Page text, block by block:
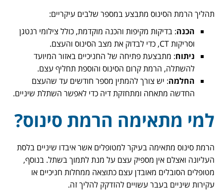
תהליך הרמת הסינוס מתבצע במספר שלבים עיקריים:
הכנה: בדיקות מקיפות והכנה מוקדמת, כולל צילומי רנטגן
וסריקות CT, כדי לבדוק את מצב הסינוס והעצם.
ניתוח: מתבצעת פתיחה של החניכיים באזור המיועד
להשתלה, הרמת קרום הסינוס והוספת תחליף עצם.
החלמה: יש צורך להמתין מספר חודשים עד שהעצם
החדשה מתאחה ומתחזקת דיה כדי לאפשר השתלת שיניים.
למי מתאימה הרמת סינוס?
הרמת סינוס מתאימה בעיקר למטופלים אשר איבדו שיניים בלסת
העליונה ואצלם אין מספיק עצם על מנת לתמוך בשתל. בנוסף,
מטופלים הסובלים מאובדן עצם כתוצאה ממחלות חניכיים או
עקירות שיניים בעבר עשויים להזדקק להליך זה.